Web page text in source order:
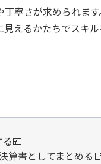
寧さが求められま
えるかたちでスキ
💴
算書としてまとめる